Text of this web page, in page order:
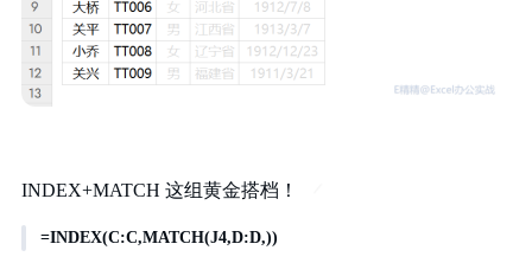
INDEX+MATCH 这组黄金搭档！
=INDEX(C:C,MATCH(J4,D:D,))